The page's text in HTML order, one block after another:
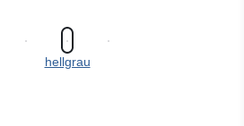
hellgrau